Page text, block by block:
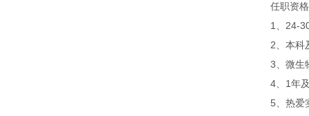
任职资格
1、24-
2、本科
3、微生
4、1年
5、热爱